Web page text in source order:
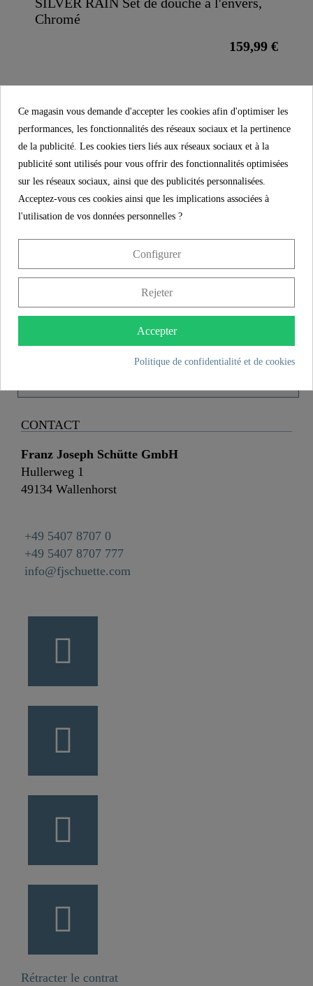
Chromé
159,99 €
PLUS DE DÉTAILS
Product images
17,99 €
TVA incl.
Couleur Chromé
CONTACT
Franz Joseph Schütte GmbH
Hullerweg 1
49134 Wallenhorst
+49 5407 8707 0
+49 5407 8707 777
info@fjschuette.com
Rétracter le contrat
Ce magasin vous demande d'accepter les cookies afin d'optimiser les
performances, les fonctionnalités des réseaux sociaux et la pertinence
de la publicité. Les cookies tiers liés aux réseaux sociaux et à la
publicité sont utilisés pour vous offrir des fonctionnalités optimisées
sur les réseaux sociaux, ainsi que des publicités personnalisées.
Acceptez-vous ces cookies ainsi que les implications associées à
l'utilisation de vos données personnelles ?
Configurer
Rejeter
Accepter
Politique de confidentialité et de cookies